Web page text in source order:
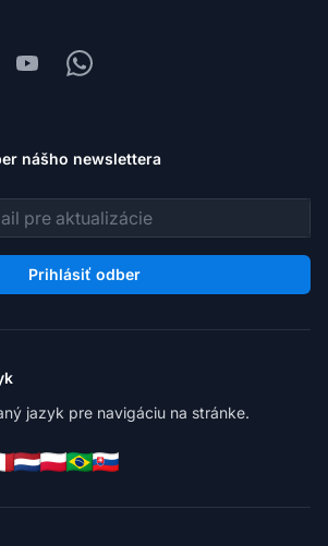
YoutubeWhatsapp
nášho newslettera
Prihlásiť odber
jazyk pre navigáciu na stránke.